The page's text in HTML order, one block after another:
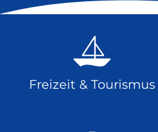
Freizeit & Tourismus